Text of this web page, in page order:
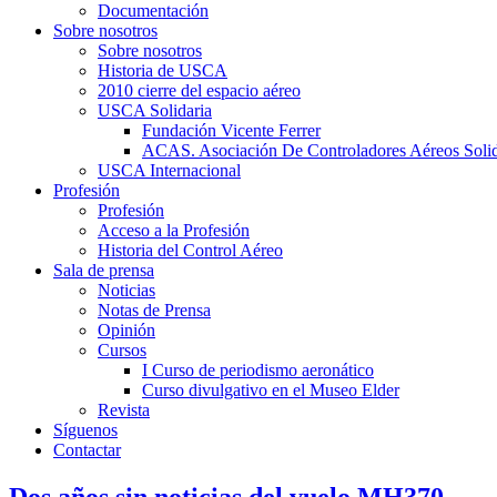
Documentación
Sobre nosotros
Sobre nosotros
Historia de USCA
2010 cierre del espacio aéreo
USCA Solidaria
Fundación Vicente Ferrer
ACAS. Asociación De Controladores Aéreos
USCA Internacional
Profesión
Profesión
Acceso a la Profesión
Historia del Control Aéreo
Sala de prensa
Noticias
Notas de Prensa
Opinión
Cursos
I Curso de periodismo aeronático
Curso divulgativo en el Museo Elder
Revista
Síguenos
Contactar